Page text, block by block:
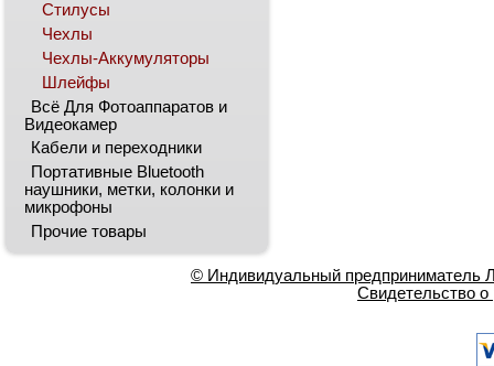
Стилусы
Чехлы
Чехлы-Аккумуляторы
Шлейфы
Всё Для Фотоаппаратов и
Видеокамер
Кабели и переходники
Портативные Bluetooth
наушники, метки, колонки и
микрофоны
Прочие товары
© Индивидуальный предприниматель
Свидетельство